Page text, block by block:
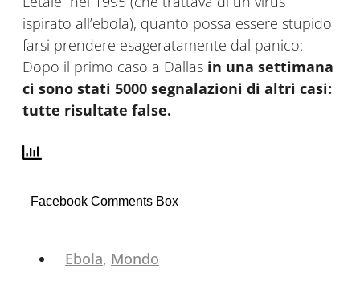
ispirato all’ebola), quanto possa essere stupido
farsi prendere esageratamente dal panico:
Dopo il primo caso a Dallas in una settimana
ci sono stati 5000 segnalazioni di altri casi:
tutte risultate false.
Facebook Comments Box
Ebola, Mondo